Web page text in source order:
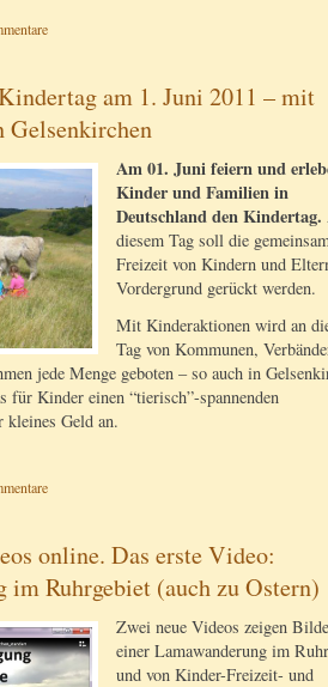
am 1. Juni 2011 – mit
Gelsenkirchen
Am 01. Juni feiern und
Kinder und Familien in
Deutschland den Kindertag.
diesem Tag soll die
Freizeit von Kindern und
Vordergrund gerückt werden.
Mit Kinderaktionen wird an
Tag von Kommunen,
jede Menge geboten – so auch in
für Kinder einen “tierisch”-spannenden
Geld an.
online. Das erste Video:
im Ruhrgebiet (auch zu Ostern)
Zwei neue Videos zeigen
einer Lamawanderung im
und von Kinder-Freizeit- und